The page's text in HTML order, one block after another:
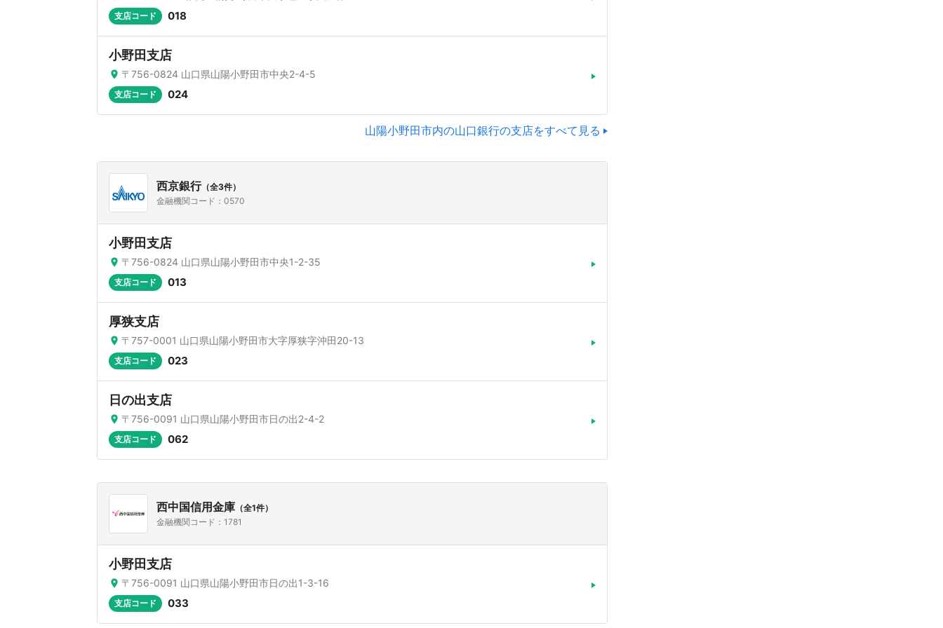
支店コード 018
小野田支店
〒756-0824 山口県山陽小野田市中央2-4-5
支店コード 024
山陽小野田市内の山口銀行の支店をすべて見る
西京銀行（全3件）
金融機関コード：0570
小野田支店
〒756-0824 山口県山陽小野田市中央1-2-35
支店コード 013
厚狭支店
〒757-0001 山口県山陽小野田市大字厚狭字沖田20-13
支店コード 023
日の出支店
〒756-0091 山口県山陽小野田市日の出2-4-2
支店コード 062
西中国信用金庫 （全1件）
金融機関コード：1781
小野田支店
〒756-0091 山口県山陽小野田市日の出1-3-16
支店コード 033